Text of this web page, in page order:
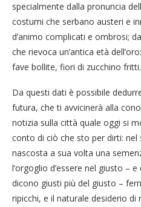
specialmente dalla pronuncia
costumi che serbano austeri e
d’animo complicati e ombrosi;
che rievoca un’antica età
fave bollite, fiori di zucchino fritti.
Da questi dati è possibile
futura, che ti avvicinerà alla
notizia sulla città quale oggi si
conto di ciò che sto per dirti:
nascosta a sua volta una
l’orgoglio d’essere nel giusto –
dicono giusti più del giusto –
ripicchi, e il naturale desiderio di